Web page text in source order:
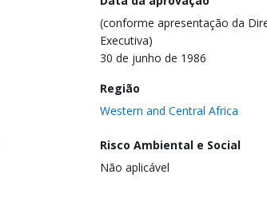
(conforme apresentação da
Executiva)
30 de junho de 1986
Região
Western and Central Africa
Risco Ambiental e Social
Não aplicável